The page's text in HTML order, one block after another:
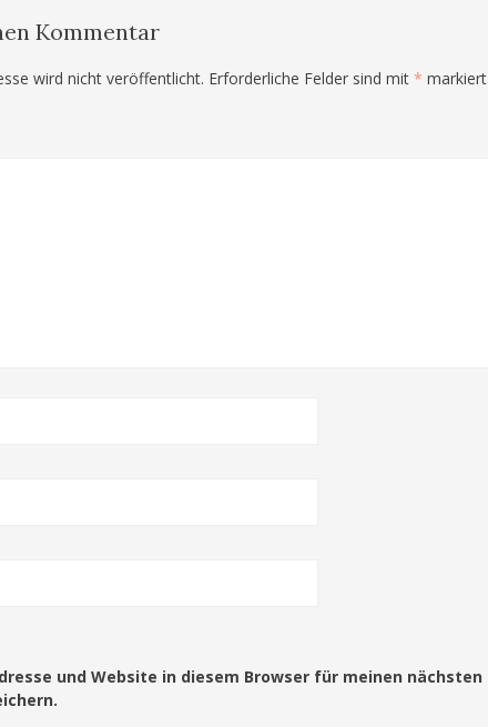
Kommentar
wird nicht veröffentlicht. Erforderliche Felder sind mit * markiert
und Website in diesem Browser für meinen nächsten